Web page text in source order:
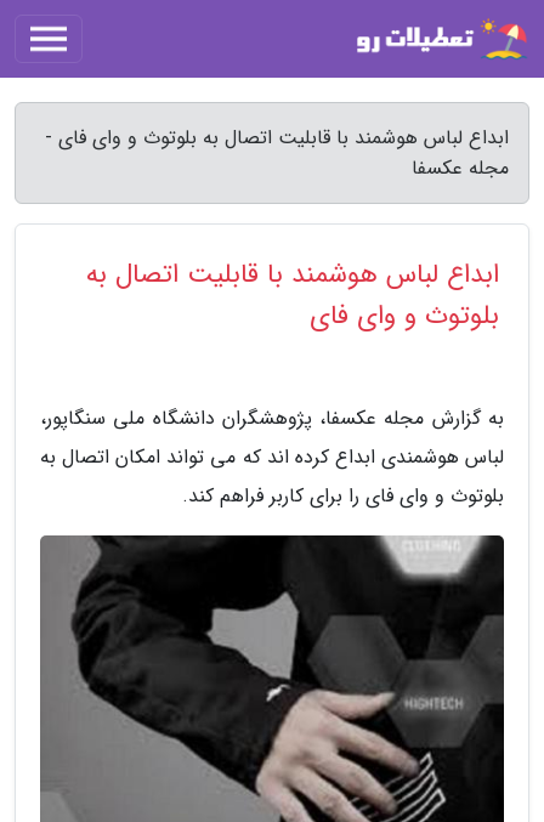
ابداع لباس هوشمند با قابلیت اتصال به بلوتوث و وای فای -
مجله عکسفا
ابداع لباس هوشمند با قابلیت اتصال به
بلوتوث و وای فای
به گزارش مجله عکسفا، پژوهشگران دانشگاه ملی سنگاپور،
لباس هوشمندی ابداع کرده اند که می تواند امکان اتصال به
بلوتوث و وای فای را برای کاربر فراهم کند.